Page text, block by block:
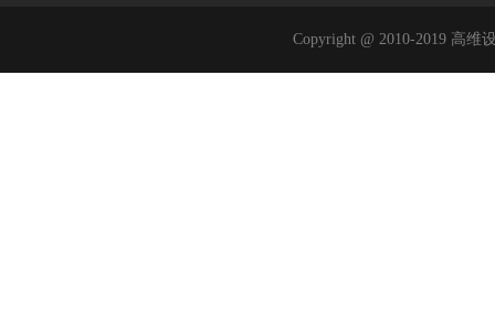
Copyright @ 2010-2019 高